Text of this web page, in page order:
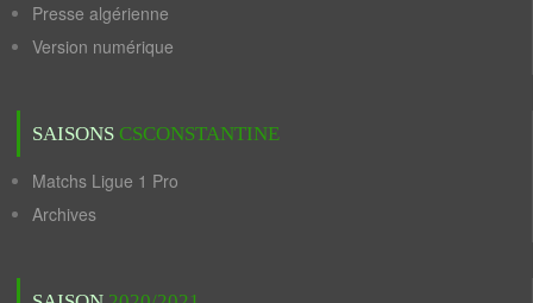
Presse algérienne
Version numérique
SAISONS CSCONSTANTINE
Matchs Ligue 1 Pro
Archives